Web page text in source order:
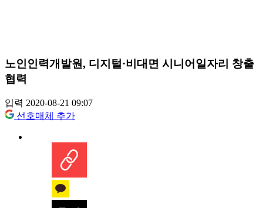
노인인력개발원, 디지털·비대면 시니어일자리 창출
협력
입력 2020-08-21 09:07
선호매체 추가